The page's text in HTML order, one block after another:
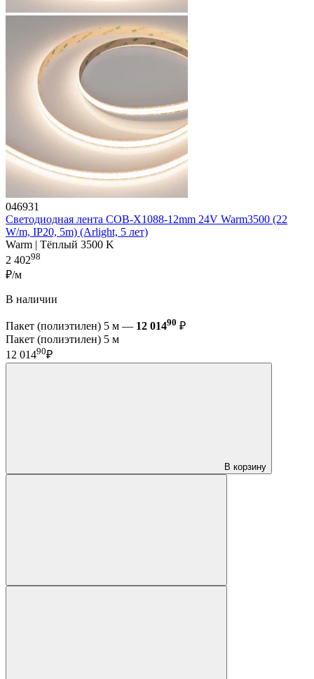
046931
Светодиодная лента COB-X1088-12mm 24V Warm3500 (22
W/m, IP20, 5m) (Arlight, 5 лет)
Warm | Тёплый 3500 K
2 40298
₽/м
В наличии
Пакет (полиэтилен) 5 м — 12 01490 ₽
Пакет (полиэтилен) 5 м
12 01490₽
В корзину